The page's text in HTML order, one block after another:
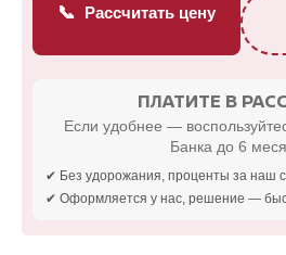
📞 Рассчитать цену
ПЛАТИТЕ В
Если удобнее —
Банка до 6
✔ Без удорожания, проценты за наш
✔ Оформляется у нас, решение —